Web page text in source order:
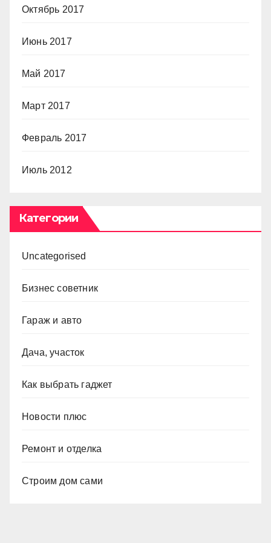
Октябрь 2017
Июнь 2017
Май 2017
Март 2017
Февраль 2017
Июль 2012
Категории
Uncategorised
Бизнес советник
Гараж и авто
Дача, участок
Как выбрать гаджет
Новости плюс
Ремонт и отделка
Строим дом сами